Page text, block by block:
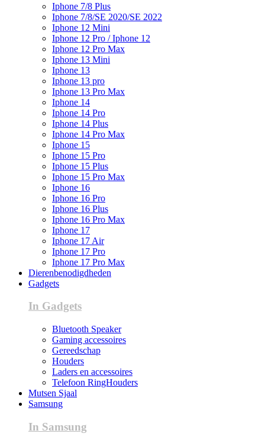
Iphone 7/8 Plus
Iphone 7/8/SE 2020/SE 2022
Iphone 12 Mini
Iphone 12 Pro / Iphone 12
Iphone 12 Pro Max
Iphone 13 Mini
Iphone 13
Iphone 13 pro
Iphone 13 Pro Max
Iphone 14
Iphone 14 Pro
Iphone 14 Plus
Iphone 14 Pro Max
Iphone 15
Iphone 15 Pro
Iphone 15 Plus
Iphone 15 Pro Max
Iphone 16
Iphone 16 Pro
Iphone 16 Plus
Iphone 16 Pro Max
Iphone 17
Iphone 17 Air
Iphone 17 Pro
Iphone 17 Pro Max
Dierenbenodigdheden
Gadgets
In Gadgets
Bluetooth Speaker
Gaming accessoires
Gereedschap
Houders
Laders en accessoires
Telefoon RingHouders
Mutsen Sjaal
Samsung
In Samsung